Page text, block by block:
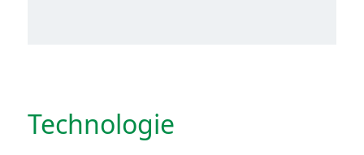
Technologie